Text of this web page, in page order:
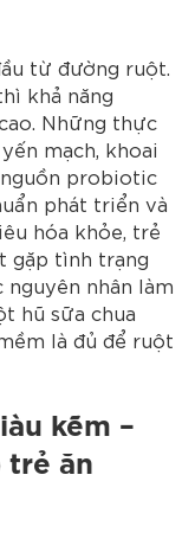
từ đường ruột.
khả năng
Những thực
mạch, khoai
probiotic
phát triển và
hóa khỏe, trẻ
gặp tình trạng
nhân làm
hũ sữa chua
là đủ để ruột
kẽm –
trẻ ăn